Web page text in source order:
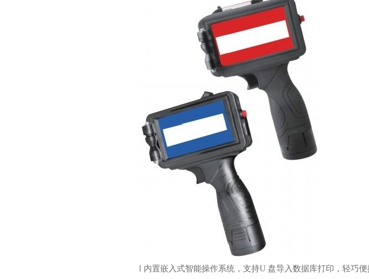
l 内置嵌入式智能操作系统，支持U 盘导入数据库打印，轻巧便